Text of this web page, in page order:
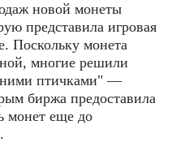
новой монеты
представила игровая
Поскольку монета
многие решили
птичками" —
биржа предоставила
монет еще до